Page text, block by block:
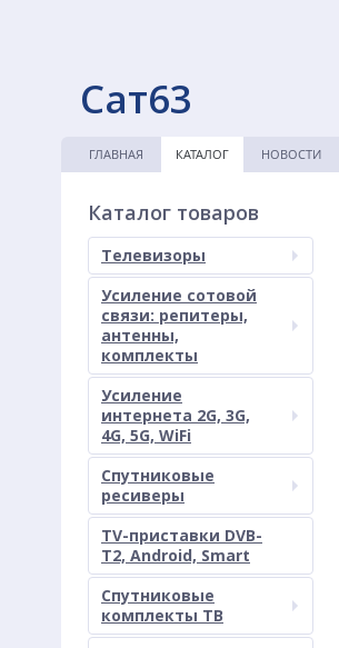
Сат63
ГЛАВНАЯ КАТАЛОГ НОВОСТИ
Каталог товаров
Телевизоры
Усиление сотовой
связи: репитеры,
антенны,
комплекты
Усиление
интернета 2G, 3G,
4G, 5G, WiFi
Спутниковые
ресиверы
TV-приставки DVB-
T2, Android, Smart
Спутниковые
комплекты ТВ